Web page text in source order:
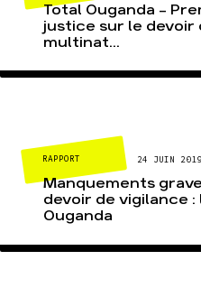
Total Ouganda –
justice sur le devoir
multinat...
RAPPORT 24 JUIN 2019
Manquements
devoir de vigilance :
Ouganda